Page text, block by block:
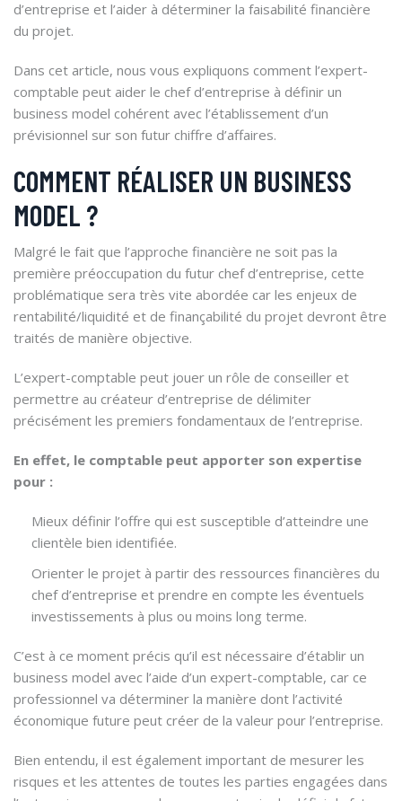
d’entreprise et l’aider à déterminer la faisabilité financière
du projet.
Dans cet article, nous vous expliquons comment l’expert-
comptable peut aider le chef d’entreprise à définir un
business model cohérent avec l’établissement d’un
prévisionnel sur son futur chiffre d’affaires.
COMMENT RÉALISER UN BUSINESS
MODEL ?
Malgré le fait que l’approche financière ne soit pas la
première préoccupation du futur chef d’entreprise, cette
problématique sera très vite abordée car les enjeux de
rentabilité/liquidité et de finançabilité du projet devront être
traités de manière objective.
L’expert-comptable peut jouer un rôle de conseiller et
permettre au créateur d’entreprise de délimiter
précisément les premiers fondamentaux de l’entreprise.
En effet, le comptable peut apporter son expertise
pour :
Mieux définir l’offre qui est susceptible d’atteindre une
clientèle bien identifiée.
Orienter le projet à partir des ressources financières du
chef d’entreprise et prendre en compte les éventuels
investissements à plus ou moins long terme.
C’est à ce moment précis qu’il est nécessaire d’établir un
business model avec l’aide d’un expert-comptable, car ce
professionnel va déterminer la manière dont l’activité
économique future peut créer de la valeur pour l’entreprise.
Bien entendu, il est également important de mesurer les
risques et les attentes de toutes les parties engagées dans